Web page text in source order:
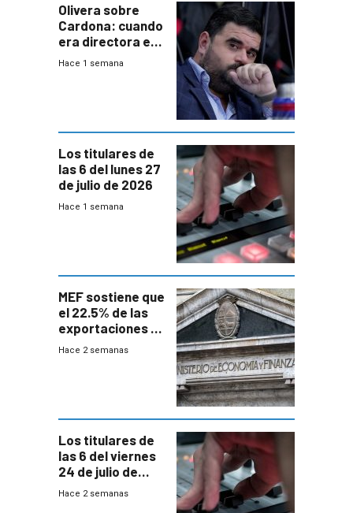
Olivera sobre
Cardona: cuando
era directora en
UTE “no era muy
Hace 1 semana
Los titulares de
las 6 del lunes 27
de julio de 2026
Hace 1 semana
MEF sostiene que
el 22.5% de las
exportaciones a
EE.UU se verán
Hace 2 semanas
Los titulares de
las 6 del viernes
24 de julio de
2026
Hace 2 semanas